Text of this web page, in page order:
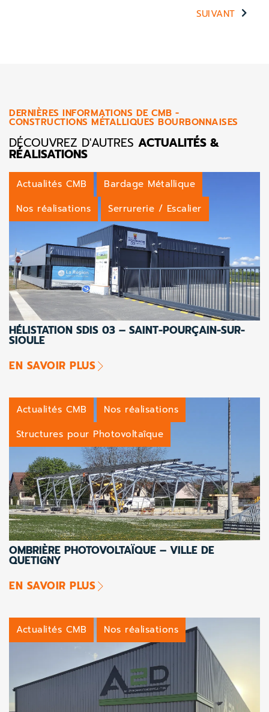
SUIVANT
DERNIÈRES INFORMATIONS DE CMB -
CONSTRUCTIONS MÉTALLIQUES BOURBONNAISES
DÉCOUVREZ D'AUTRES ACTUALITÉS &
RÉALISATIONS
Actualités CMB
Bardage Métallique
Nos réalisations
Serrurerie / Escalier
HÉLISTATION SDIS 03 – SAINT-POURÇAIN-SUR-
SIOULE
EN SAVOIR PLUS
Actualités CMB
Nos réalisations
Structures pour Photovoltaîque
OMBRIÈRE PHOTOVOLTAÏQUE – VILLE DE
QUETIGNY
EN SAVOIR PLUS
Actualités CMB Nos réalisations